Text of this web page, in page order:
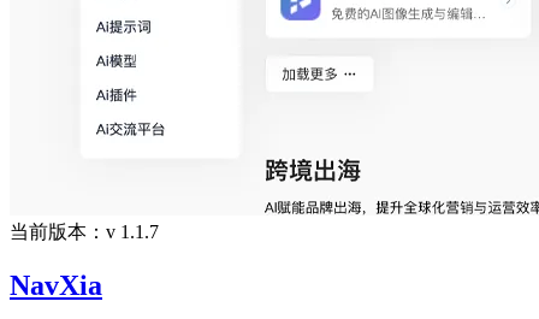
当前版本：v 1.1.7
NavXia